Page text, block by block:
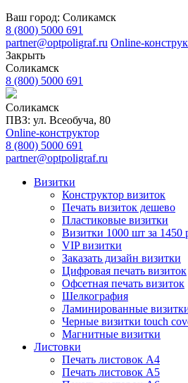
Ваш город: Соликамск
8 (800) 5000 691
partner@optpoligraf.ru Online-
Закрыть
Соликамск
8 (800) 5000 691
Соликамск
ПВЗ: ул. Всеобуча, 80
Online-конструктор
8 (800) 5000 691
partner@optpoligraf.ru
Визитки
Конструктор визиток
Печать визиток дешево
Пластиковые визитки
Визитки 1000 шт за 1450
VIP визитки
Заказать дизайн визитки
Цифровая печать визиток
Офсетная печать визиток
Шелкография
Ламинированные
Черные визитки touch
Магнитные визитки
Листовки
Печать листовок А4
Печать листовок А5